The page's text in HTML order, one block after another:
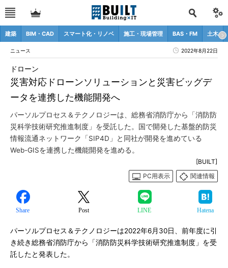
建築 BIM・CAD スマート化・リノベ 施工・現場管理 BAS・FM 土木
ニュース 2022年8月22日
災害対応ドローンソリューションと災害ビッグデ
ータを連携した機能開発へ
ドローン
パーソルプロセス＆テクノロジーは、総務省消防庁から「消防防
災科学技術研究推進制度」を受託した。国で開発した基盤的防災
情報流通ネットワーク「SIP4D」と同社が開発を進めている
Web-GISを連携した機能開発を進める。
[BUILT]
PC用表示
関連情報
Share Post LINE Hatena
パーソルプロセス＆テクノロジーは2022年6月30日、前年度に引
き続き総務省消防庁から「消防防災科学技術研究推進制度」を受
託したと発表した。